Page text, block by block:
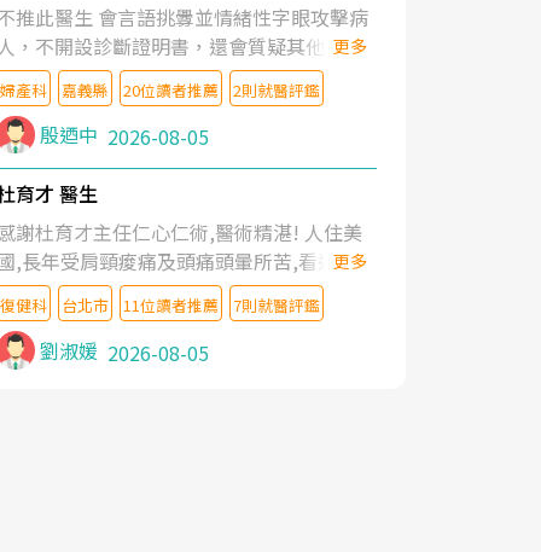
推此醫生 會言語挑釁並情緒性字眼攻擊病
，不開設診斷證明書，還會質疑其他醫生
判斷！
更多
婦產科 嘉義縣 20位讀者推薦 2則就醫評鑑
殷迺中 2026-08-05
育才 醫生
謝杜育才主任仁心仁術,醫術精湛! 人住美
,長年受肩頸痠痛及頭痛頭暈所苦,看遍名醫
授,做了各種檢查,也嘗試過西醫打針,中醫
灸及物理徒手治療都沒有用,後來連吃到嗎
類止痛藥都效果有限,只是壓症狀,沒多久就
起來,多年失眠嚴重影響生活品質. 台灣親
更多
復健科 台北市 11位讀者推薦 7則就醫評鑑
劉淑媛 2026-08-05